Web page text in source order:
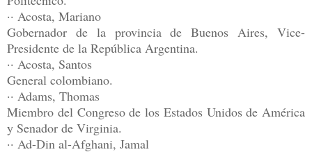
·· Acosta, Mariano
Gobernador de la provincia de Buenos Aires, Vice-
Presidente de la República Argentina.
·· Acosta, Santos
General colombiano.
·· Adams, Thomas
Miembro del Congreso de los Estados Unidos de América
y Senador de Virginia.
·· Ad-Din al-Afghani, Jamal